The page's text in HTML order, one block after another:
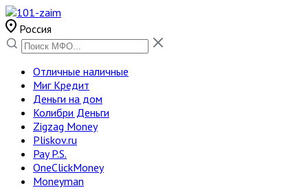
Россия
Отличные наличные
Миг Кредит
Деньги на дом
Колибри Деньги
Zigzag Money
Pliskov.ru
Pay P.S.
OneClickMoney
Moneyman